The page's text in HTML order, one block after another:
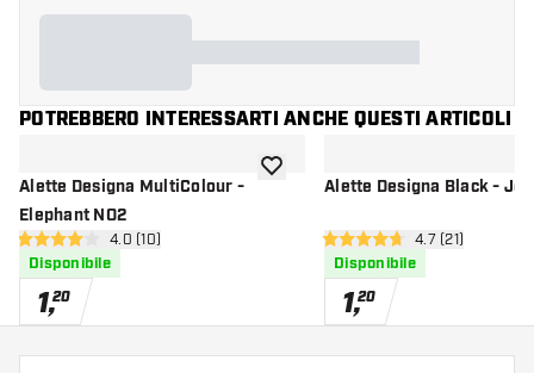
POTREBBERO INTERESSARTI ANCHE QUESTI ARTICOLI
Alette Designa MultiColour -
Elephant NO2
apri pannello recensioni
4 stelle di valutazione
4.0 (10)
Disponibile
1,20
aggiungi alla lista dei desideri
Alette Designa Black -
apri pannello
4.7 stelle di valutazione
4.7 (21)
Disponibile
1,20